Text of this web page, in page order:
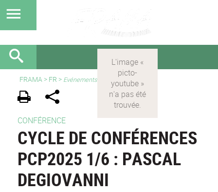
FRAMA > FR > Evénements
CONFÉRENCE
CYCLE DE CONFÉRENCES
PCP2025 1/6 : PASCAL
DEGIOVANNI